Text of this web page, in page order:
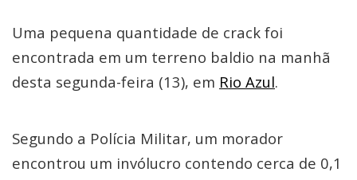
Uma pequena quantidade de crack foi
encontrada em um terreno baldio na manhã
desta segunda-feira (13), em Rio Azul.
Segundo a Polícia Militar, um morador
encontrou um invólucro contendo cerca de 0,1